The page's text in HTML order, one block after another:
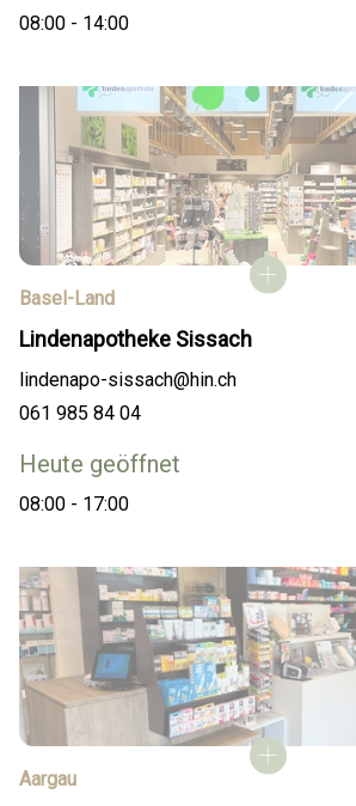
08:00 - 14:00
Basel-Land
Lindenapotheke Sissach
lindenapo-sissach@hin.ch
061 985 84 04
Heute geöffnet
08:00 - 17:00
Aargau